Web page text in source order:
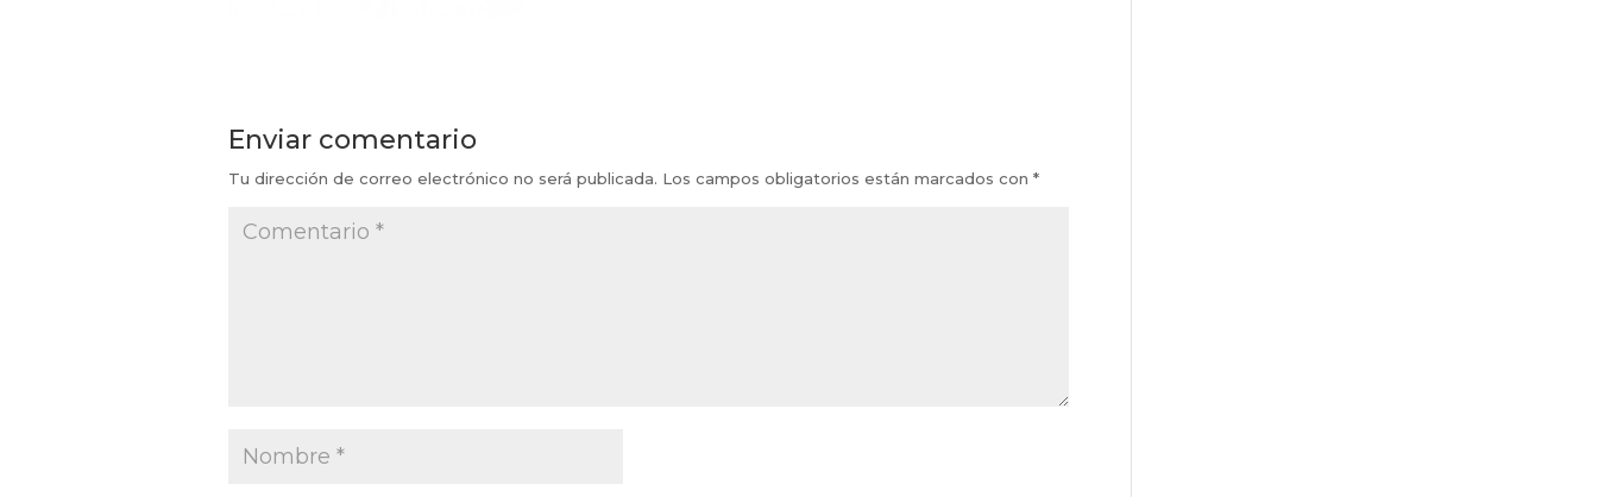
Enviar comentario
Tu dirección de correo electrónico no será publicada. Los campos obligatorios están marcados con *